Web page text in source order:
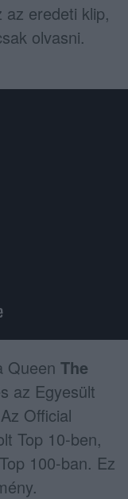
eredeti klip,
olvasni.
Queen The
az Egyesült
Official
Top 10-ben,
100-ban. Ez